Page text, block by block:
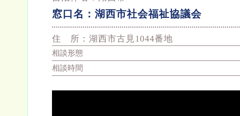
窓口名： 湖西市社会福祉協議会
住 所： 湖西市古見1044番地
相談形態
相談時間